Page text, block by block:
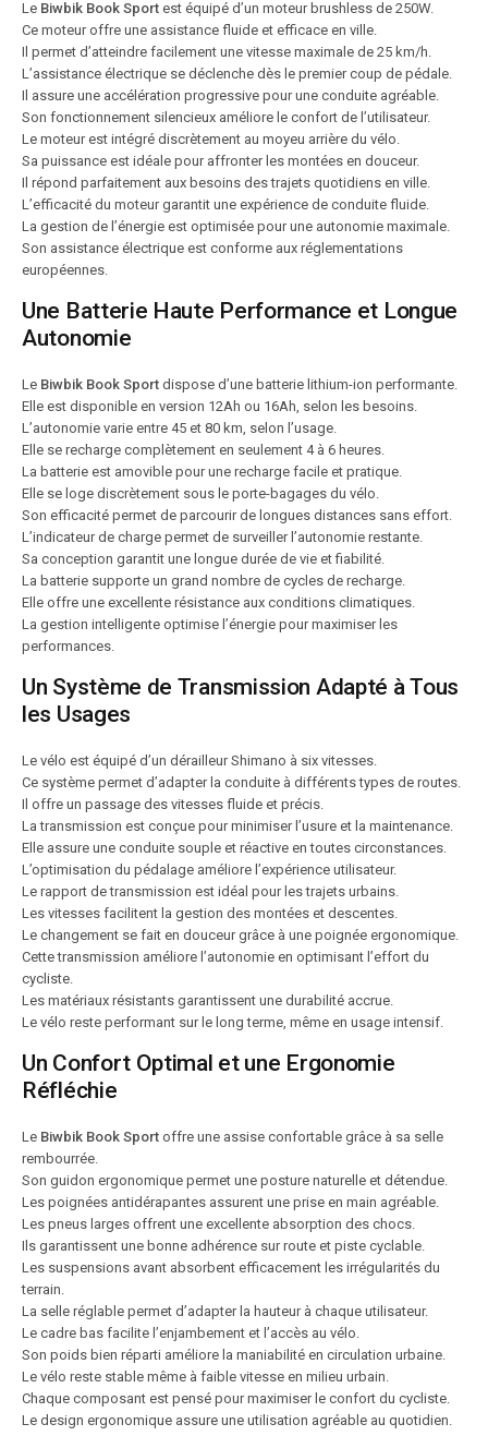
Le Biwbik Book Sport est équipé d’un moteur brushless de 250W.
Ce moteur offre une assistance fluide et efficace en ville.
Il permet d’atteindre facilement une vitesse maximale de 25 km/h.
L’assistance électrique se déclenche dès le premier coup de pédale.
Il assure une accélération progressive pour une conduite agréable.
Son fonctionnement silencieux améliore le confort de l’utilisateur.
Le moteur est intégré discrètement au moyeu arrière du vélo.
Sa puissance est idéale pour affronter les montées en douceur.
Il répond parfaitement aux besoins des trajets quotidiens en ville.
L’efficacité du moteur garantit une expérience de conduite fluide.
La gestion de l’énergie est optimisée pour une autonomie maximale.
Son assistance électrique est conforme aux réglementations
européennes.
Une Batterie Haute Performance et Longue
Autonomie
Le Biwbik Book Sport dispose d’une batterie lithium-ion performante.
Elle est disponible en version 12Ah ou 16Ah, selon les besoins.
L’autonomie varie entre 45 et 80 km, selon l’usage.
Elle se recharge complètement en seulement 4 à 6 heures.
La batterie est amovible pour une recharge facile et pratique.
Elle se loge discrètement sous le porte-bagages du vélo.
Son efficacité permet de parcourir de longues distances sans effort.
L’indicateur de charge permet de surveiller l’autonomie restante.
Sa conception garantit une longue durée de vie et fiabilité.
La batterie supporte un grand nombre de cycles de recharge.
Elle offre une excellente résistance aux conditions climatiques.
La gestion intelligente optimise l’énergie pour maximiser les
performances.
Un Système de Transmission Adapté à Tous
les Usages
Le vélo est équipé d’un dérailleur Shimano à six vitesses.
Ce système permet d’adapter la conduite à différents types de routes.
Il offre un passage des vitesses fluide et précis.
La transmission est conçue pour minimiser l’usure et la maintenance.
Elle assure une conduite souple et réactive en toutes circonstances.
L’optimisation du pédalage améliore l’expérience utilisateur.
Le rapport de transmission est idéal pour les trajets urbains.
Les vitesses facilitent la gestion des montées et descentes.
Le changement se fait en douceur grâce à une poignée ergonomique.
Cette transmission améliore l’autonomie en optimisant l’effort du
cycliste.
Les matériaux résistants garantissent une durabilité accrue.
Le vélo reste performant sur le long terme, même en usage intensif.
Un Confort Optimal et une Ergonomie
Réfléchie
Le Biwbik Book Sport offre une assise confortable grâce à sa selle
rembourrée.
Son guidon ergonomique permet une posture naturelle et détendue.
Les poignées antidérapantes assurent une prise en main agréable.
Les pneus larges offrent une excellente absorption des chocs.
Ils garantissent une bonne adhérence sur route et piste cyclable.
Les suspensions avant absorbent efficacement les irrégularités du
terrain.
La selle réglable permet d’adapter la hauteur à chaque utilisateur.
Le cadre bas facilite l’enjambement et l’accès au vélo.
Son poids bien réparti améliore la maniabilité en circulation urbaine.
Le vélo reste stable même à faible vitesse en milieu urbain.
Chaque composant est pensé pour maximiser le confort du cycliste.
Le design ergonomique assure une utilisation agréable au quotidien.